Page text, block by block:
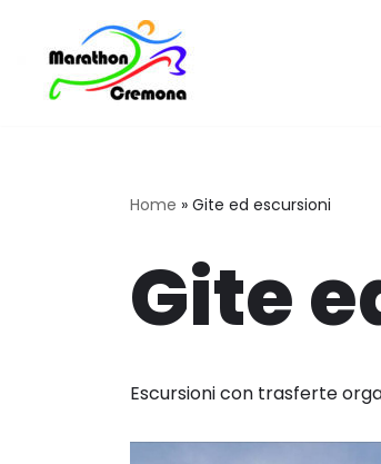
Home » Gite ed escursioni
Gite
Escursioni con trasferte